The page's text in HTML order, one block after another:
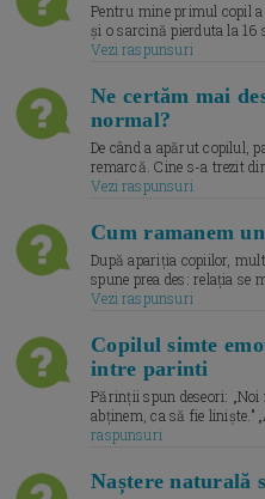
Pentru mine primul copil
și o sarcină pierduta la
Vezi raspunsuri
Ne certăm mai
normal?
De când a apărut copilul,
remarcă. Cine s-a trezit
Vezi raspunsuri
Cum ramanem
După apariția copiilor,
spune prea des: relația se
Vezi raspunsuri
Copilul simte
intre parinti
Părinții spun deseori:
abținem, ca să fie liniște.”
raspunsuri
Naștere naturală